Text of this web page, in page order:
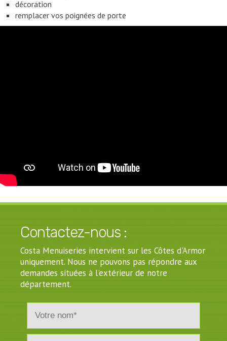
décoration
remplacer vos poignées de porte
Contactez-nous :
Costa Menuiseries intervient sur les Côtes d'Armor
uniquement. Nous ne pouvons pas répondre aux
demandes situées à l'extérieur de notre
département.